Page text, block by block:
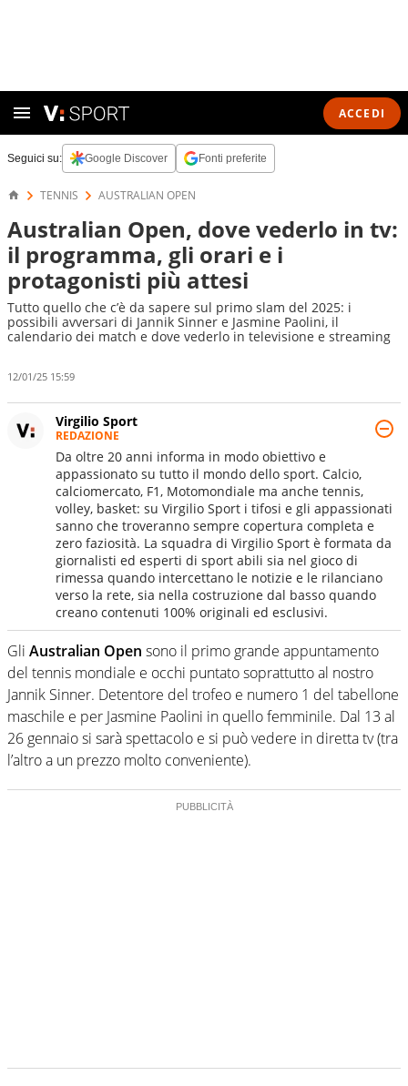
ACCEDI
Seguici su: Google Discover Fonti preferite
TENNIS AUSTRALIAN OPEN
Australian Open, dove vederlo in tv:
il programma, gli orari e i
protagonisti più attesi
Tutto quello che c’è da sapere sul primo slam del 2025: i
possibili avversari di Jannik Sinner e Jasmine Paolini, il
calendario dei match e dove vederlo in televisione e streaming
12/01/25 15:59
Virgilio Sport
REDAZIONE
Da oltre 20 anni informa in modo obiettivo e
appassionato su tutto il mondo dello sport. Calcio,
calciomercato, F1, Motomondiale ma anche tennis,
volley, basket: su Virgilio Sport i tifosi e gli appassionati
sanno che troveranno sempre copertura completa e
zero faziosità. La squadra di Virgilio Sport è formata da
giornalisti ed esperti di sport abili sia nel gioco di
rimessa quando intercettano le notizie e le rilanciano
verso la rete, sia nella costruzione dal basso quando
creano contenuti 100% originali ed esclusivi.
Gli Australian Open sono il primo grande appuntamento
del tennis mondiale e occhi puntato soprattutto al nostro
Jannik Sinner. Detentore del trofeo e numero 1 del tabellone
maschile e per Jasmine Paolini in quello femminile. Dal 13 al
26 gennaio si sarà spettacolo e si può vedere in diretta tv (tra
l’altro a un prezzo molto conveniente).